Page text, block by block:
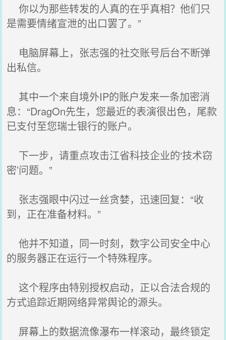
你以为那些转发的人真的在乎真相？他们只
是需要情绪宣泄的出口罢了。”
电脑屏幕上，张志强的社交账号后台不断弹
出私信。
其中一个来自境外IP的账户发来一条加密消
息：“DragOn先生，您最近的表演很出色，尾款
已支付至您瑞士银行的账户。
下一步，请重点攻击江省科技企业的‘技术窃
密’问题。”
张志强眼中闪过一丝贪婪，迅速回复：“收
到，正在准备材料。”
他并不知道，同一时刻，数字公司安全中心
的服务器正在运行一个特殊程序。
这个程序由特别授权启动，正以合法合规的
方式追踪近期网络异常舆论的源头。
屏幕上的数据流像瀑布一样滚动，最终锁定